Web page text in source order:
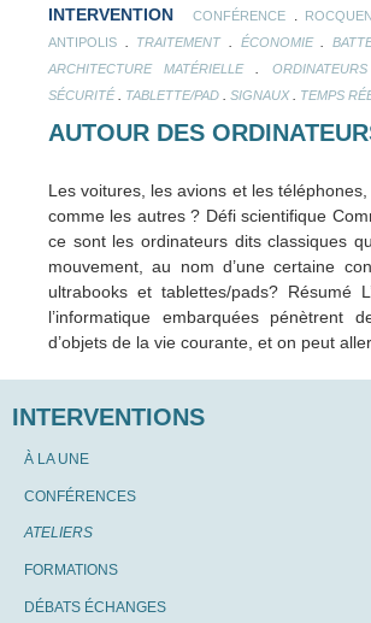
INTERVENTION CONFÉRENCE.
ANTIPOLIS
TRAITEMENT. ÉCONOMIE.
ARCHITECTURE MATÉRIELLE. ORDINATEURS
SÉCURITÉ. TABLETTE/PAD SIGNAUX. TEMPS
AUTOUR DES
Les voitures, les avions et les
comme les autres ? Défi scientifique
ce sont les ordinateurs dits classiques
mouvement, au nom d’une certaine
ultrabooks et tablettes/pads? Résumé
l’informatique embarquées pénètrent
d’objets de la vie courante, et on peut
INTERVENTIONS
À LA UNE
CONFÉRENCES
ATELIERS
FORMATIONS
DÉBATS ÉCHANGES